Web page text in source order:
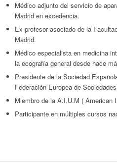
Médico adjunto del servicio de
Madrid en excedencia.
Ex profesor asociado de la
Madrid.
Médico especialista en medicina
la ecografía general desde hace
Presidente de la Sociedad
Federación Europea de
Miembro de la A.I.U.M ( American
Participante en múltiples cursos